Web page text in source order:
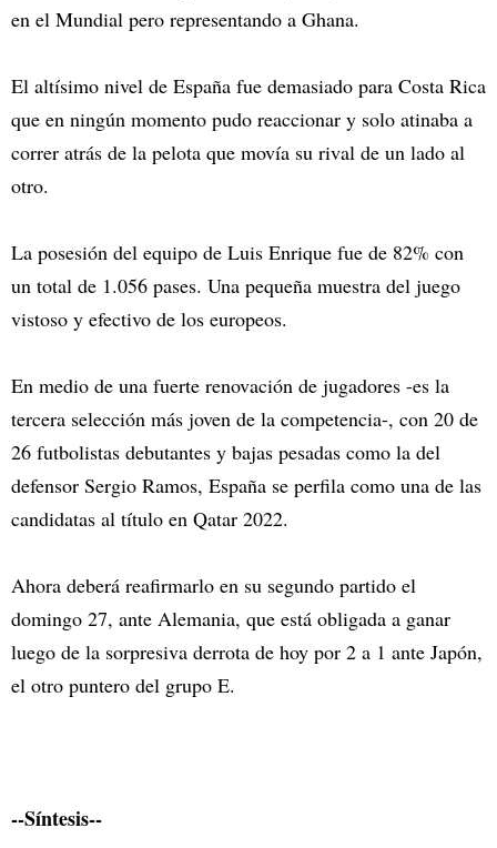
en el Mundial pero representando a Ghana.
El altísimo nivel de España fue demasiado para Costa Rica
que en ningún momento pudo reaccionar y solo atinaba a
correr atrás de la pelota que movía su rival de un lado al
otro.
La posesión del equipo de Luis Enrique fue de 82% con
un total de 1.056 pases. Una pequeña muestra del juego
vistoso y efectivo de los europeos.
En medio de una fuerte renovación de jugadores -es la
tercera selección más joven de la competencia-, con 20 de
26 futbolistas debutantes y bajas pesadas como la del
defensor Sergio Ramos, España se perfila como una de las
candidatas al título en Qatar 2022.
Ahora deberá reafirmarlo en su segundo partido el
domingo 27, ante Alemania, que está obligada a ganar
luego de la sorpresiva derrota de hoy por 2 a 1 ante Japón,
el otro puntero del grupo E.
--Síntesis--